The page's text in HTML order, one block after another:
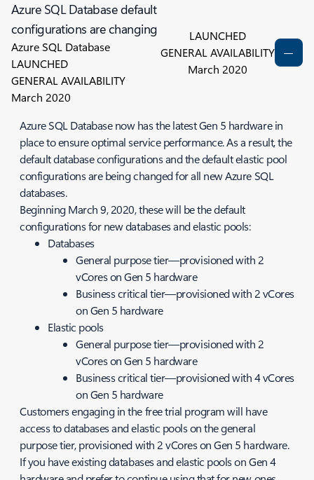
Azure SQL Database default
configurations are changing
Azure SQL Database
LAUNCHED
GENERAL AVAILABILITY
March 2020
LAUNCHED
GENERAL AVAILABILITY
March 2020
Azure SQL Database now has the latest Gen 5 hardware in
place to ensure optimal service performance. As a result, the
default database configurations and the default elastic pool
configurations are being changed for all new Azure SQL
databases.
Beginning March 9, 2020, these will be the default
configurations for new databases and elastic pools:
Databases
General purpose tier—provisioned with 2
vCores on Gen 5 hardware
Business critical tier—provisioned with 2 vCores
on Gen 5 hardware
Elastic pools
General purpose tier—provisioned with 2
vCores on Gen 5 hardware
Business critical tier—provisioned with 4 vCores
on Gen 5 hardware
Customers engaging in the free trial program will have
access to databases and elastic pools on the general
purpose tier, provisioned with 2 vCores on Gen 5 hardware.
If you have existing databases and elastic pools on Gen 4